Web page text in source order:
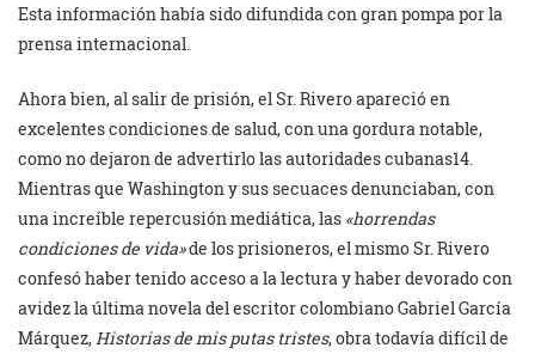
Esta información había sido difundida con gran pompa por la
prensa internacional.
Ahora bien, al salir de prisión, el Sr. Rivero apareció en
excelentes condiciones de salud, con una gordura notable,
como no dejaron de advertirlo las autoridades cubanas14.
Mientras que Washington y sus secuaces denunciaban, con
una increíble repercusión mediática, las «horrendas
condiciones de vida»de los prisioneros, el mismo Sr. Rivero
confesó haber tenido acceso a la lectura y haber devorado con
avidez la última novela del escritor colombiano Gabriel García
Márquez,Historias de mis putas tristes, obra todavía difícil de